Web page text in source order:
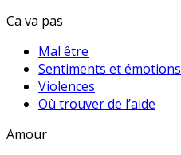
Ca va pas
Mal être
Sentiments et émotions
Violences
Où trouver de l’aide
Amour